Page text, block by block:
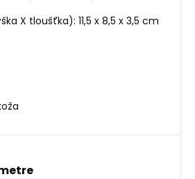
X tloušťka): 11,5 x 8,5 x 3,5 cm